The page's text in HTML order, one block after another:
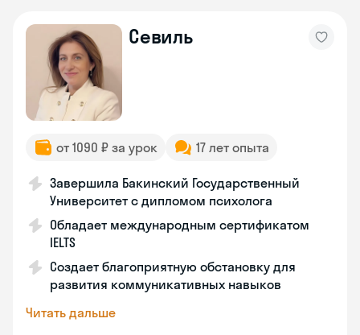
Севиль
от 1090 ₽ за урок 17 лет опыта
Завершила Бакинский Государственный
Университет с дипломом психолога
Обладает международным сертификатом
IELTS
Создает благоприятную обстановку для
развития коммуникативных навыков
Читать дальше